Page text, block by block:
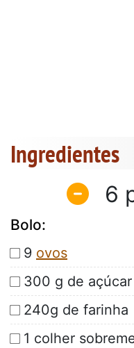
Ingredientes
6
Bolo:
9 ovos
300 g de açúcar
240g de farinha
1 colher